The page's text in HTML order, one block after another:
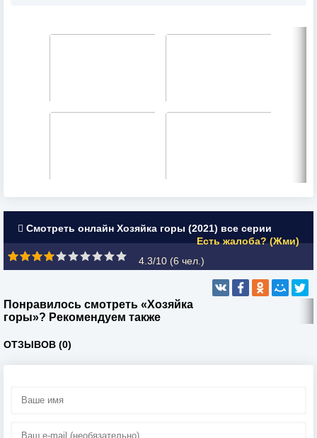
Смотреть онлайн Хозяйка горы (2021) все серии
Есть жалоба? (Жми)
4.3/10 (6 чел.)
Понравилось смотреть «Хозяйка
горы»? Рекомендуем также
ОТЗЫВОВ (0)